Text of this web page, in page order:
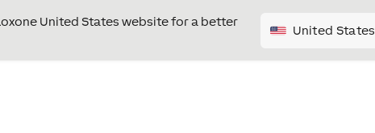
United States website for a better
United States